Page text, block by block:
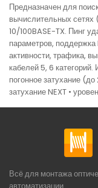
Предназначен для
вычислительных
10/100BASE-TX. Пинг
параметров,
активности, трафика,
кабелей 5, 6
погонное затухание
затухание NEXT •
Всё для монтажа